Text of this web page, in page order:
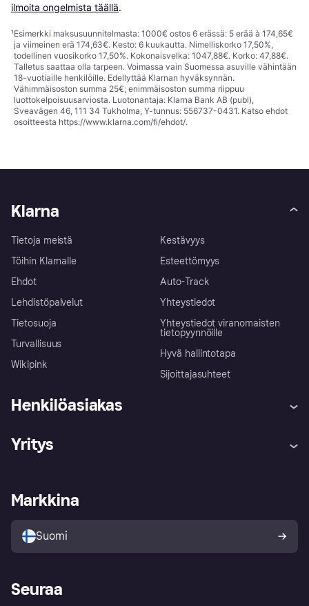
ilmoita ongelmista täällä.
¹Esimerkki maksusuunnitelmasta: 1000€ ostos 6 erässä: 5 erää à 174,65€
ja viimeinen erä 174,63€. Kesto: 6 kuukautta. Nimelliskorko 17,50%,
todellinen vuosikorko 17,50%. Kokonaisvelka: 1047,88€. Korko: 47,88€.
Talletus saattaa olla tarpeen. Voimassa vain Suomessa asuville vähintään
18-vuotiaille henkilöille. Edellyttää Klarnan hyväksynnän.
Vähimmäisoston summa 25€; enimmäisoston summa riippuu
luottokelpoisuusarviosta. Luotonantaja: Klarna Bank AB (publ),
Sveavägen 46, 111 34 Tukholma, Y-tunnus: 556737-0431. Katso ehdot
osoitteesta https://www.klarna.com/fi/ehdot/.
Klarna
Tietoja meistä
Töihin Klarnalle
Ehdot
Lehdistöpalvelut
Tietosuoja
Turvallisuus
Wikipink
Kestävyys
Esteettömyys
Auto-Track
Yhteystiedot
Yhteystiedot viranomaisten
tietopyynnöille
Hyvä hallintotapa
Sijoittajasuhteet
Henkilöasiakas
Ohje
Kirjaudu sisään
Tutustu kauppoihin
Ostajan turva
Yritys
Kirjaudu sisään yrityksenä
Markkina
Suomi
Seuraa